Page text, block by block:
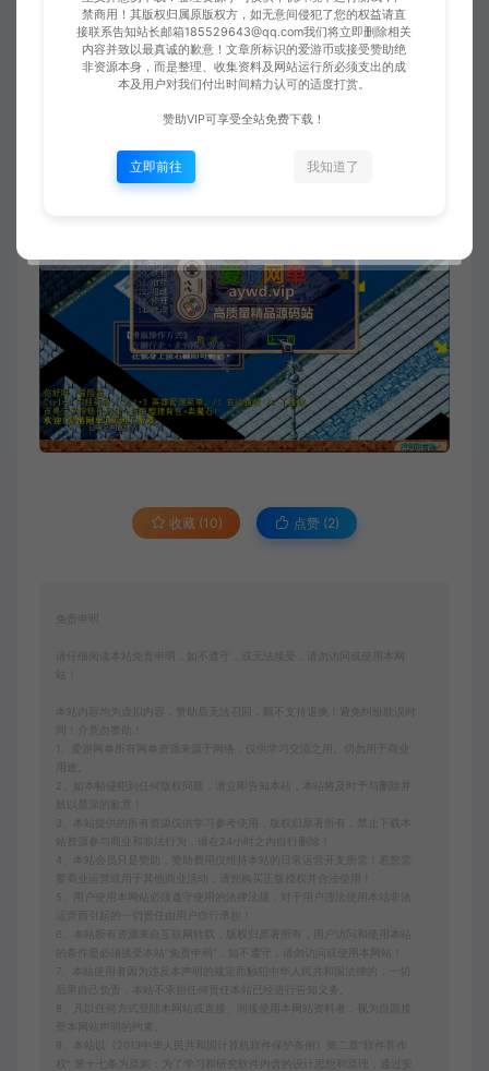
收藏 (10) 点赞 (2)
免责申明
请仔细阅读本站免责申明，如不遵守，或无法接受，请勿访问或使用本网
本站内容均为虚拟内容，赞助后无法召回，顾不支持退换！避免纠纷耽误时
间！介意勿赞助！
1、爱游网单所有网单资源来源于网络，仅供学习交流之用。切勿用于商业
2、如本帖侵犯到任何版权问题，请立即告知本站，本站将及时予与删除并
致以最深的歉意！
3、本站提供的所有资源仅供学习参考使用，版权归原著所有，禁止下载本
站资源参与商业和非法行为，请在24小时之内自行删除！
4、本站会员只是赞助，赞助费用仅维持本站的日常运营开支所需！若您需
要商业运营或用于其他商业活动，请您购买正版授权并合法使用！
5、用户使用本网站必须遵守使用的法律法规，对于用户违法使用本站非法
6、本站所有资源来自互联网转载，版权归原著所有，用户访问和使用本站
的条件是必须接受本站“免责申明”，如不遵守，请勿访问或使用本网站！
7、本站使用者因为违反本声明的规定而触犯中华人民共和国法律的，一切
后果自己负责，本站不承担任何责任本站已经进行告知义务。
8、凡以任何方式登陆本网站或直接、间接使用本网站资料者，视为自愿接
受本网站声明的约束。
9、本站以《2013中华人民共和国计算机软件保护条例》第二章"软件菩作
权” 第十七条为原则：为了学习和研究软件内含的设计思想和原理，通过安
禁商用！其版权归属原版权方，如无意间侵犯了您的权益请直
接联系告知站长邮箱185529643@qq.com我们将立即删除相关
内容并致以最真诚的歉意！文章所标识的爱游币或接受赞助绝
非资源本身，而是整理、收集资料及网站运行所必须支出的成
本及用户对我们付出时间精力认可的适度打赏。
赞助VIP可享受全站免费下载！
立即前往 我知道了